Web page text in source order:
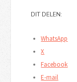
DIT DELEN:
WhatsApp
X
Facebook
E-mail